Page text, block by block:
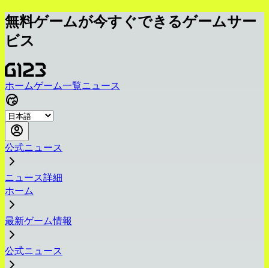
無料ゲームが今すぐできるゲームサー
ビス
ホームゲーム一覧ニュース
公式ニュース
ニュース詳細
ホーム
最新ゲーム情報
公式ニュース